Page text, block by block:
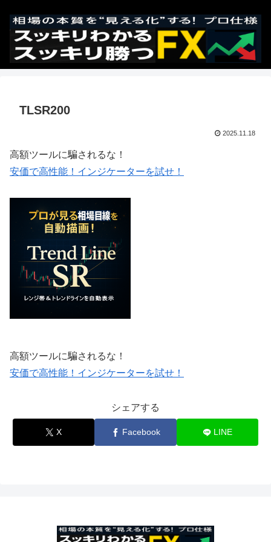
TLSR200
2025.11.18
高額ツールに騙されるな！
安価で高性能！インジケーターを試せ！
高額ツールに騙されるな！
安価で高性能！インジケーターを試せ！
シェアする
X Facebook LINE